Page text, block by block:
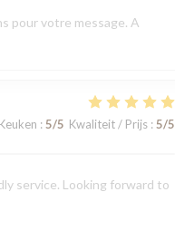
pour votre message. A
Keuken : 5/5 Kwaliteit / Prijs: 5/5
service. Looking forward to